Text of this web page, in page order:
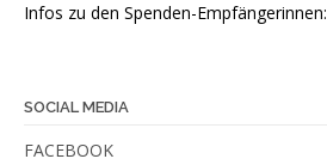
Infos zu den Spenden-Empfängerinnen:
SOCIAL MEDIA
FACEBOOK